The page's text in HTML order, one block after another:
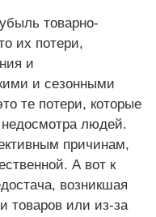
товарно-
их потери,
и
и сезонными
те потери, которые
недосмотра людей.
причинам,
А вот к
возникшая
товаров или из-за